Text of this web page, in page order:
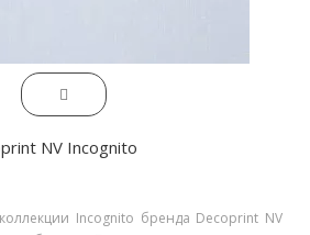
NV Incognito
Incognito бренда Decoprint NV